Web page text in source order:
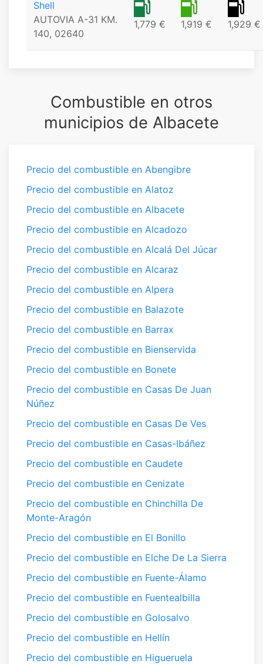
Shell
AUTOVIA A-31 KM.
140, 02640
1,779 € 1,919 € 1,929 €
Combustible en otros
municipios de Albacete
Precio del combustible en Abengibre
Precio del combustible en Alatoz
Precio del combustible en Albacete
Precio del combustible en Alcadozo
Precio del combustible en Alcalá Del Júcar
Precio del combustible en Alcaraz
Precio del combustible en Alpera
Precio del combustible en Balazote
Precio del combustible en Barrax
Precio del combustible en Bienservida
Precio del combustible en Bonete
Precio del combustible en Casas De Juan
Núñez
Precio del combustible en Casas De Ves
Precio del combustible en Casas-Ibáñez
Precio del combustible en Caudete
Precio del combustible en Cenizate
Precio del combustible en Chinchilla De
Monte-Aragón
Precio del combustible en El Bonillo
Precio del combustible en Elche De La Sierra
Precio del combustible en Fuente-Álamo
Precio del combustible en Fuentealbilla
Precio del combustible en Golosalvo
Precio del combustible en Hellín
Precio del combustible en Higueruela